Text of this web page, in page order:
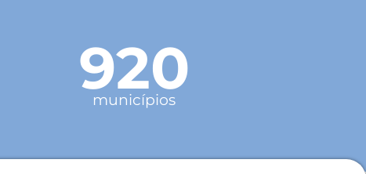
920
municípios